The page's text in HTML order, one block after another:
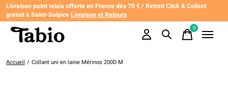
Livraison point relais offerte en France dès 70 € / Retrait Click & Collect
gratuit à Saint-SulpiceLivraison et Retours
0items
Accueil / Collant uni en laine Mérinos 200D M